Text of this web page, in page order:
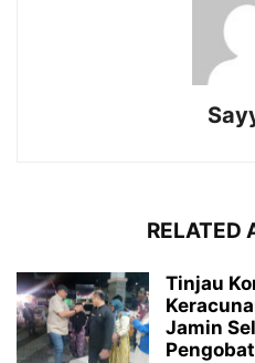
RELATED
Tinjau
Jamin